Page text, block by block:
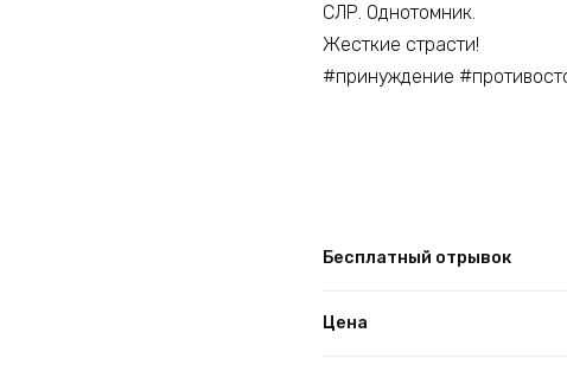
СЛР. Однотомник.
Жесткие страсти!
#принуждение
Бесплатный отрывок
Цена